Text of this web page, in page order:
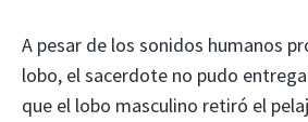
A pesar de los sonidos humanos
lobo, el sacerdote no pudo
que el lobo masculino retiró el